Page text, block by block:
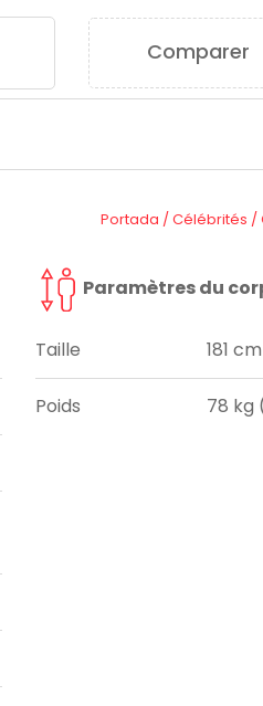
Comparer
Portada /Célébrités /
Paramètres du
Taille 181
Poids 78 kg